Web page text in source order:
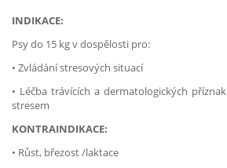
INDIKACE:
Psy do 15 kg v dospělosti pro:
• Zvládání stresových situací
• Léčba trávících a dermatologických
stresem
KONTRAINDIKACE:
• Růst, březost /laktace